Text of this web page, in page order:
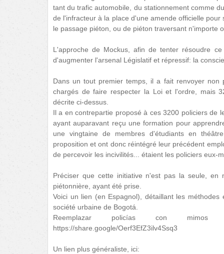
tant du trafic automobile, du stationnement comme
de l'infracteur à la place d'une amende officielle
le passage piéton, ou de piéton traversant n'importe
L'approche de Mockus, afin de tenter résoudre
d'augmenter l'arsenal Législatif et répressif: la
Dans un tout premier temps, il a fait renvoyer non
chargés de faire respecter la Loi et l'ordre, mais
décrite ci-dessus.
Il a en contrepartie proposé à ces 3200 policiers de
ayant auparavant reçu une formation pour
une vingtaine de membres d'étudiants en
proposition et ont donc réintégré leur précédent
de percevoir les incivilités... étaient les policiers eux-
Préciser que cette initiative n'est pas la seule, en
piétonnière, ayant été prise.
Voici un lien (en Espagnol), détaillant les
société urbaine de Bogotá.
Reemplazar policías con
https://share.google/Oerf3EfZ3ilv4Ssq3
Un lien plus généraliste, ici: